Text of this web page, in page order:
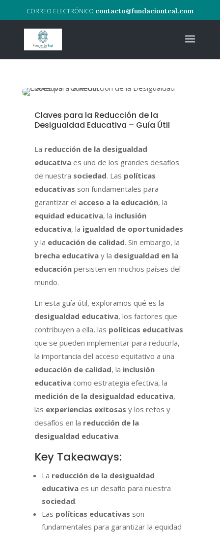
contacto@fundacionteal.com
Claves para la Reducción de la
Desigualdad Educativa – Guía Útil
La reducción de la desigualdad
educativaes uno de los grandes desafíos
de nuestra sociedad. Las políticas
educativas son fundamentales para
garantizar el acceso a la educación, la
equidad educativa, la inclusión
educativa, la igualdad de oportunidades
y la educación de calidad. Sin embargo, la
brecha educativay la desigualdad en la
educaciónpersisten en muchos países del
mundo.
En esta guía útil, exploramos qué es la
desigualdad educativa, los factores que
contribuyen a ella, las políticas educativas
que se pueden implementar para reducirla,
la importancia del acceso equitativo a una
educación de calidad, la inclusión
educativacomo estrategia efectiva, la
medición de la desigualdad educativa,
las experiencias exitosas y los retos y
desafíos en la reducción de la
desigualdad educativa.
Key Takeaways:
La reducción de la desigualdad
educativaes un desafío para nuestra
sociedad.
Las políticas educativas son
fundamentales para garantizar la equidad